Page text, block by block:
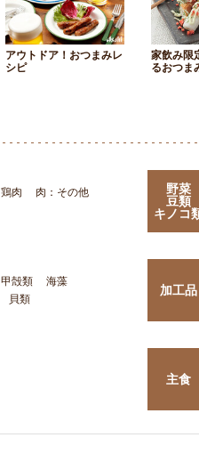
アウトドア！おつまみレ
シピ
家飲み限
るおつま
鶏肉
肉：その他
野菜
豆類
キノコ
甲殻類
海藻
貝類
加工品
主食